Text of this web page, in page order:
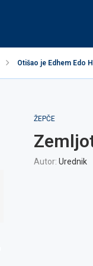
Otišao je Edhem Edo
ŽEPČE
Autor: Urednik